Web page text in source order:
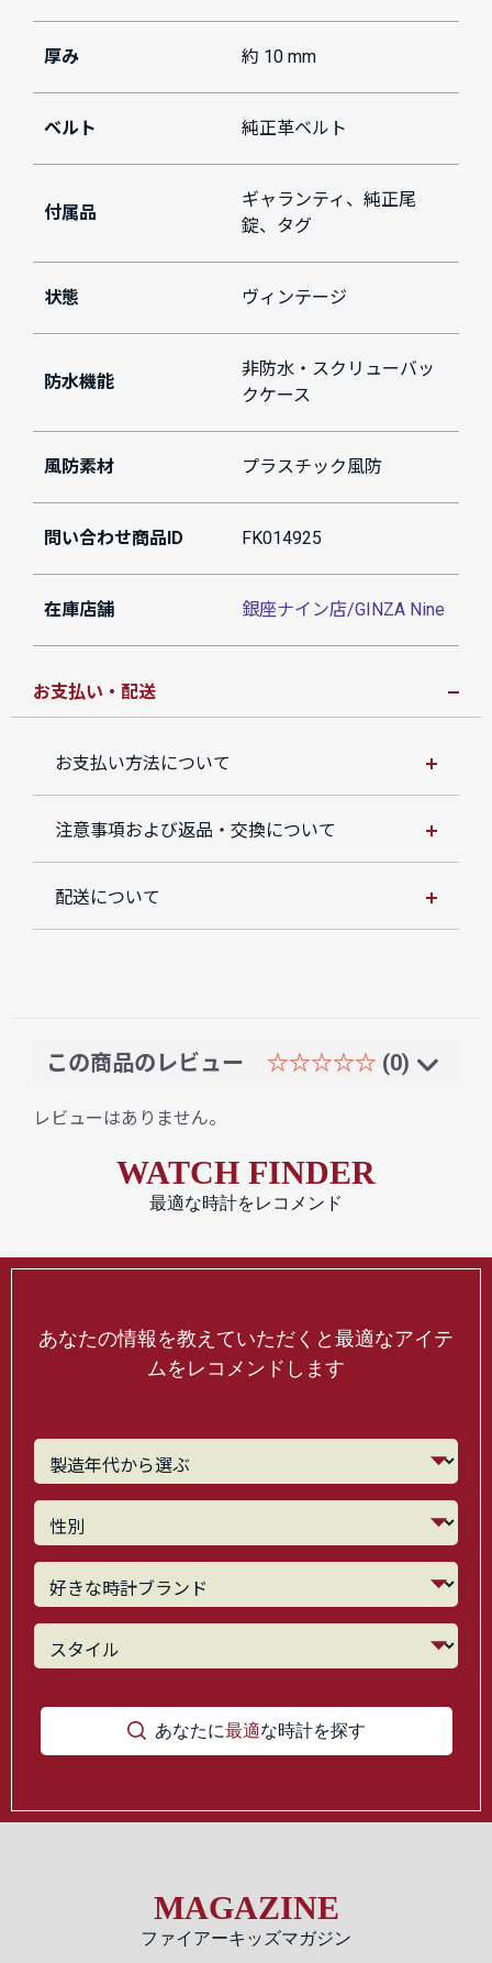
厚み 約 10 mm
ベルト 純正革ベルト
付属品
ギャランティ、純正尾
錠、タグ
状態 ヴィンテージ
防水機能
非防水・スクリューバッ
クケース
風防素材 プラスチック風防
問い合わせ商品ID FK014925
在庫店舗 銀座ナイン店/GINZA Nine
お支払い・配送
お支払い方法について
注意事項および返品・交換について
配送について
この商品のレビュー ☆☆☆☆☆ (0)
レビューはありません。
WATCH FINDER
最適な時計をレコメンド
あなたの情報を教えていただくと最適なアイテ
ムをレコメンドします
あなたに最適な時計を探す
MAGAZINE
ファイアーキッズマガジン